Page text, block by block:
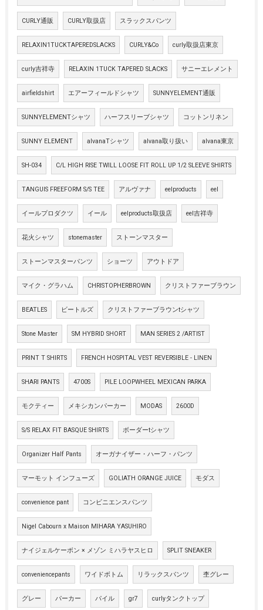
CURLY通販 CURLY取扱店 スラックスパンツ
RELAXIN1TUCKTAPEREDSLACKS CURLY&Co curly取扱店東京
curly吉祥寺 RELAXIN 1TUCK TAPERED SLACKS サニーエレメント
airfieldshirt エアーフィールドシャツ SUNNYELEMENT通販
SUNNYELEMENTシャツ ハーフスリーブシャツ コットンリネン
SUNNY ELEMENT alvanaTシャツ alvana取り扱い alvana東京
SH-034 C/L HIGH RISE TWILL LOOSE FIT ROLL UP 1/2 SLEEVE SHIRTS
TANGUIS FREEFORM S/S TEE アルヴァナ eelproducts eel
イールプロダクツ イール eelproducts取扱店 eel吉祥寺
花火シャツ stonemaster ストーンマスター
ストーンマスターパンツ ショーツ アウトドア
マイク・グラハム CHRISTOPHERBROWN クリストファーブラウン
BEATLES ビートルズ クリストファーブラウンtシャツ
Stone Master SM HYBRID SHORT MAN SERIES 2 /ARTIST
PRINT T SHIRTS FRENCH HOSPITAL VEST REVERSIBLE - LINEN
SHARI PANTS 4700S PILE LOOPWHEEL MEXICAN PARKA
モクティー メキシカンパーカー MODAS 2600D
S/S RELAX FIT BASQUE SHIRTS ボーダーtシャツ
Organizer Half Pants オーガナイザー・ハーフ・パンツ
マーモット インフューズ GOLIATH ORANGE JUICE モダス
convenience pant コンビニエンスパンツ
Nigel Cabourn x Maison MIHARA YASUHIRO
ナイジェルケーボン × メゾン ミハラヤスヒロ SPLIT SNEAKER
conveniencepants ワイドボトム リラックスパンツ 杢グレー
グレー パーカー パイル gr7 curlyタンクトップ